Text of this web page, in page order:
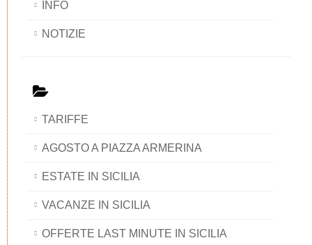
INFO
NOTIZIE
TARIFFE
AGOSTO A PIAZZA ARMERINA
ESTATE IN SICILIA
VACANZE IN SICILIA
OFFERTE LAST MINUTE IN SICILIA